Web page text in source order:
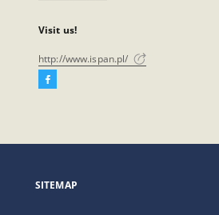
Visit us!
http://www.ispan.pl/
Facebook
open
new
SITEMAP